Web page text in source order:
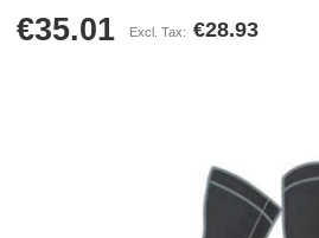
€35.01 €28.93